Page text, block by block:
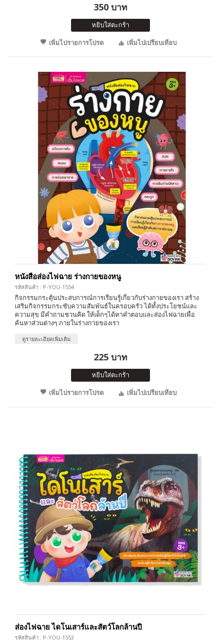
350 บาท
หยิบใส่ตะกร้า
เพิ่มไปรายการโปรด
เพิ่มไปเปรียบเทียบ
หนังสือส่องไฟฉาย ร่างกายของหนู
รหัสสินค้า : P-YOU-1554
กิจกรรมกระตุ้นประสบการณ์การเรียนรู้เกี่ยวกับร่างกายของเรา สร้าง
เสริมกิจกรรมกระชับความสัมพันธ์ในครอบครัว ได้ทั้งประโยชน์และ
ความสุข มีคำถามชวนคิด ให้เด็กๆได้หาคำตอบและส่องไฟฉายเพื่อ
ค้นหาส่วนต่างๆ ภายในร่างกายของเรา
ดูรายละเอียดเพิ่มเติม
225 บาท
หยิบใส่ตะกร้า
เพิ่มไปรายการโปรด
เพิ่มไปเปรียบเทียบ
ส่องไฟฉาย ไดโนเสาร์และสัตว์โลกล้านปี
รหัสสินค้า : P-YOU-1553